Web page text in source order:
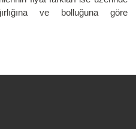
ve bolluğuna göre